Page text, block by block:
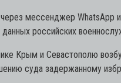
мессенджер
российских
Крым и Севастополю
суда задержанному